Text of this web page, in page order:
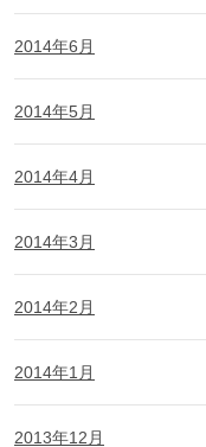
2014年6月
2014年5月
2014年4月
2014年3月
2014年2月
2014年1月
2013年12月